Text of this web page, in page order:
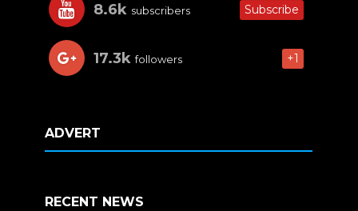
8.6k subscribers Subscribe
17.3k followers +1
ADVERT
RECENT NEWS